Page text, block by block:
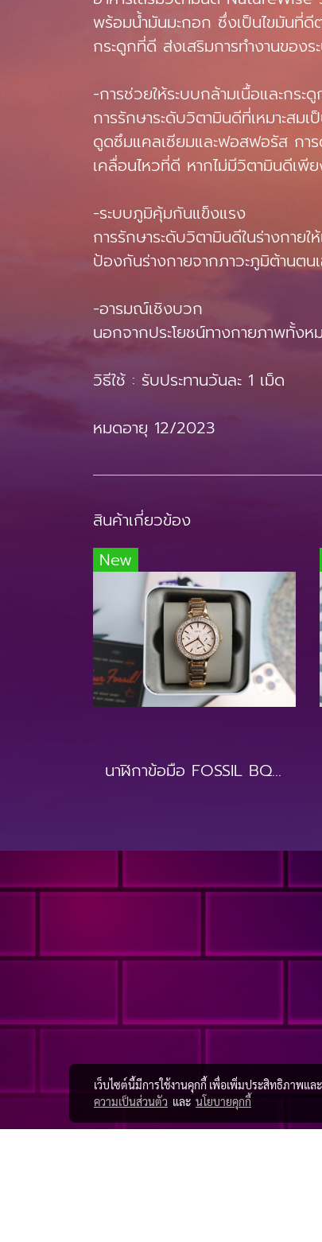
พร้อมน้ำมันมะกอก ซึ่งเป็นไขมันที่
กระดูกที่ดี ส่งเสริมการทำงานขอ
-การช่วยให้ระบบกล้ามเนื้อและกระ
การรักษาระดับวิตามินดีที่เหมาะสม
ดูดซึมแคลเซียมและฟอสฟอรัส การ
เคลื่อนไหวที่ดี หากไม่มีวิตามินดีเพี
-ระบบภูมิคุ้มกันแข็งแรง
การรักษาระดับวิตามินดีในร่างกาย
ป้องกันร่างกายจากภาวะภูมิต้านตน
-อารมณ์เชิงบวก
นอกจากประโยชน์ทางกายภาพทั้ง
วิธีใช้ : รับประทานวันละ 1 เม็ด
หมดอายุ 12/2023
สินค้าเกี่ยวข้อง
New
นาฬิกาข้อมือ FOSSIL BQ3706
เว็บไซต์นี้มีการใช้งานคุกกี้ เพื่อเพิ่มประสิทธิภาพแ
ความเป็นส่วนตัว และ นโยบายคุกกี้